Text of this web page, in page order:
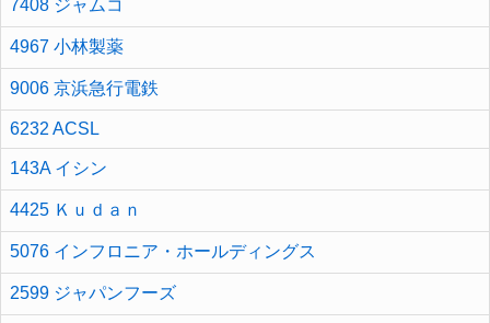
7408 ジャムコ
4967 小林製薬
9006 京浜急行電鉄
6232 ACSL
143A イシン
4425 Ｋｕｄａｎ
5076 インフロニア・ホールディングス
2599 ジャパンフーズ